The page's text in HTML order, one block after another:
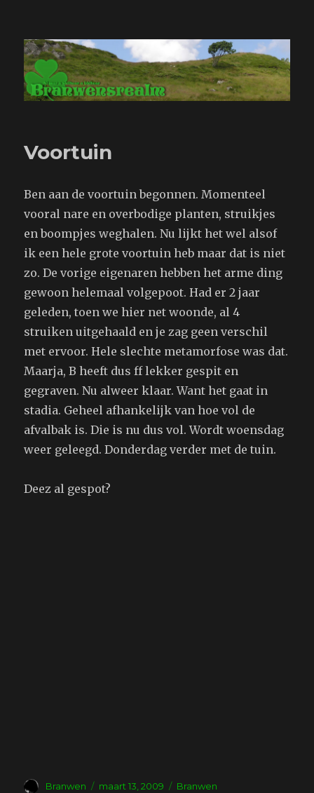
Branwensrealm.com
Voortuin
Ben aan de voortuin begonnen. Momenteel
vooral nare en overbodige planten, struikjes
en boompjes weghalen. Nu lijkt het wel alsof
ik een hele grote voortuin heb maar dat is niet
zo. De vorige eigenaren hebben het arme ding
gewoon helemaal volgepoot. Had er 2 jaar
geleden, toen we hier net woonde, al 4
struiken uitgehaald en je zag geen verschil
met ervoor. Hele slechte metamorfose was dat.
Maarja, B heeft dus ff lekker gespit en
gegraven. Nu alweer klaar. Want het gaat in
stadia. Geheel afhankelijk van hoe vol de
afvalbak is. Die is nu dus vol. Wordt woensdag
weer geleegd. Donderdag verder met de tuin.
Deez al gespot?
Auteur
Branwen
Geplaatst
maart 13, 2009 Tags
Branwen